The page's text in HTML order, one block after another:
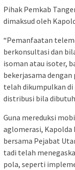
Pihak Pemkab
dimaksud oleh
“Pemanfaatan
berkonsultasi dan
isoman atau isoter,
bekerjasama
telah dikumpulkan
distribusi bila
Guna mereduksi
aglomerasi, Kapolda
bersama Pejabat
tadi telah
pola, seperti